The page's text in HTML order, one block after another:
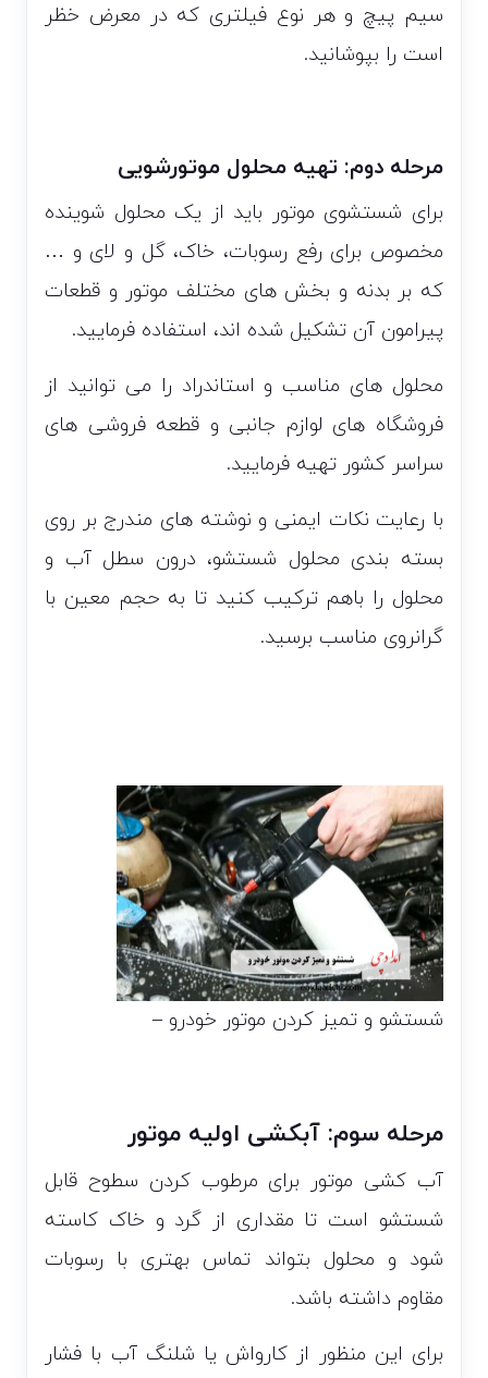
سیم پیچ و هر نوع فیلتری که در معرض خظر
است را بپوشانید.
مرحله دوم: تهیه محلول موتورشویی
برای شستشوی موتور باید از یک محلول شوینده
مخصوص برای رفع رسوبات، خاک، گل و لای و …
که بر بدنه و بخش های مختلف موتور و قطعات
پیرامون آن تشکیل شده اند، استفاده فرمایید.
محلول های مناسب و استاندراد را می توانید از
فروشگاه های لوازم جانبی و قطعه فروشی های
سراسر کشور تهیه فرمایید.
با رعایت نکات ایمنی و نوشته های مندرج بر روی
بسته بندی محلول شستشو، درون سطل آب و
محلول را باهم ترکیب کنید تا به حجم معین با
گرانروی مناسب برسید.
شستشو و تمیز کردن موتور خودرو –
مرحله سوم: آبکشی اولیه موتور
آب کشی موتور برای مرطوب کردن سطوح قابل
شستشو است تا مقداری از گرد و خاک کاسته
شود و محلول بتواند تماس بهتری با رسوبات
مقاوم داشته باشد.
برای این منظور از کارواش یا شلنگ آب با فشار